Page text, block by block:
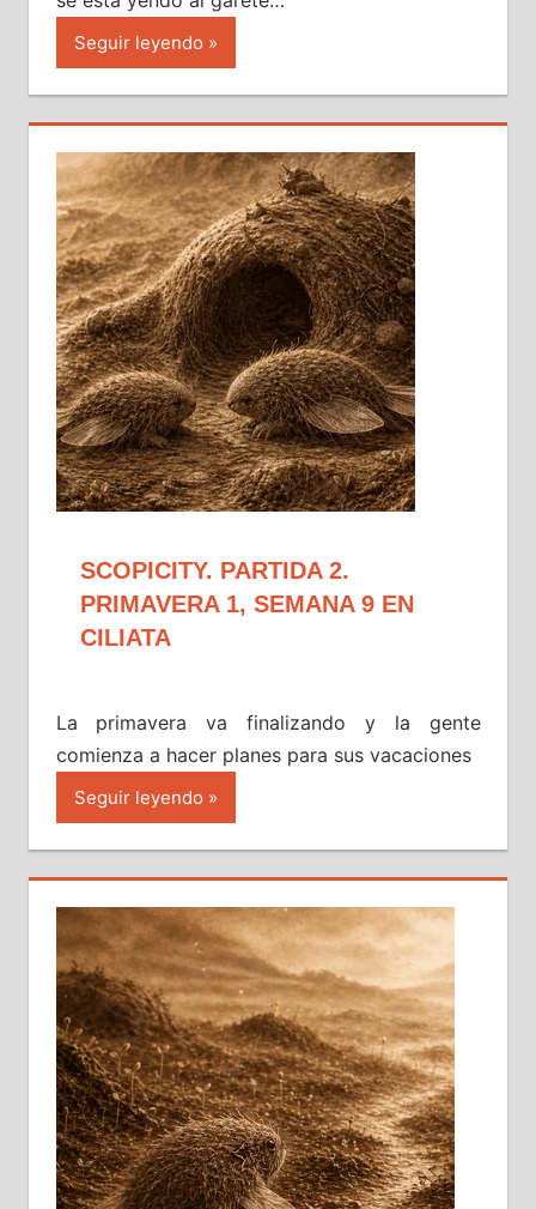
Seguir leyendo
SCOPICITY. PARTIDA 2.
PRIMAVERA 1, SEMANA 9 EN
CILIATA
La primavera va finalizando y la gente
comienza a hacer planes para sus vacaciones
Seguir leyendo